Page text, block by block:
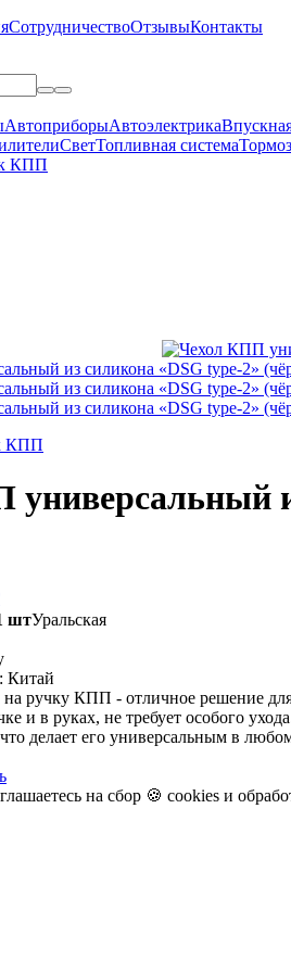
СотрудничествоОтзывыКонтакты
АвтоприборыАвтоэлектрика
СветТопливная система
КПП
КПП
штУральская
Китай
ручку КПП - отличное решение
и в руках, не требует особого
что делает его универсальным в
на сбор 🍪 cookies и